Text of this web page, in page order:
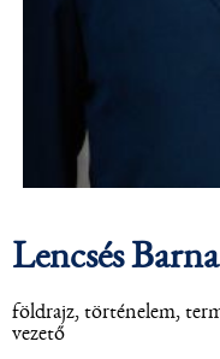
Lencsés
földrajz, történelem,
vezető